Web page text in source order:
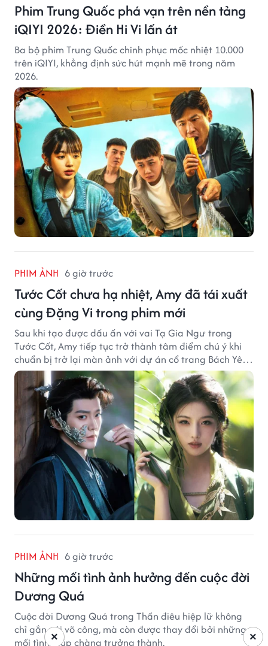
Phim Trung Quốc phá vạn trên nền tảng
iQIYI 2026: Điền Hi Vi lấn át
Ba bộ phim Trung Quốc chinh phục mốc nhiệt 10.000
trên iQIYI, khẳng định sức hút mạnh mẽ trong năm
2026.
PHIM ẢNH 6 giờ trước
Tước Cốt chưa hạ nhiệt, Amy đã tái xuất
cùng Đặng Vi trong phim mới
Sau khi tạo được dấu ấn với vai Tạ Gia Ngư trong
Tước Cốt, Amy tiếp tục trở thành tâm điểm chú ý khi
chuẩn bị trở lại màn ảnh với dự án cổ trang Bách Yêu
Phổ.
PHIM ẢNH 6 giờ trước
Những mối tình ảnh hưởng đến cuộc đời
Dương Quá
Cuộc đời Dương Quá trong Thần điêu hiệp lữ không
chỉ gắn với võ công, mà còn được thay đổi bởi những
mối tình giúp chàng trưởng thành.
×
×